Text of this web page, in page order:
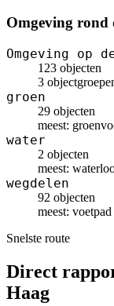
Omgeving rond
Omgeving op
123 objecten
3
groen
29 objecten
meest:
water
2 objecten
meest:
wegdelen
92 objecten
meest:
Snelste route
Direct
Haag